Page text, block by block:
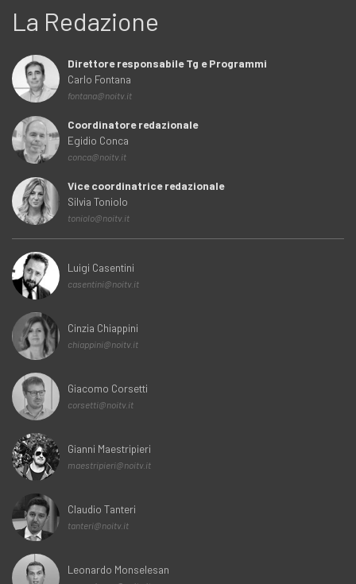
La Redazione
Direttore responsabile Tg e Programmi
Carlo Fontana
fontana@noitv.it
Coordinatore redazionale
Egidio Conca
conca@noitv.it
Vice coordinatrice redazionale
Silvia Toniolo
toniolo@noitv.it
Luigi Casentini
casentini@noitv.it
Cinzia Chiappini
chiappini@noitv.it
Giacomo Corsetti
corsetti@noitv.it
Gianni Maestripieri
maestripieri@noitv.it
Claudio Tanteri
tanteri@noitv.it
Leonardo Monselesan